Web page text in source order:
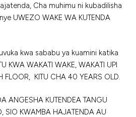
Cha muhimu ni kubadilisha
UWEZO WAKE WA KUTENDA
kwa sababu ya kuamini katika
KWA WAKATI WAKE, WAKATI UPI
FLOOR, KITU CHA 40 YEARS OLD.
ANGESHA KUTENDEA TANGU
SIO KWAMBA HAJATENDA AU